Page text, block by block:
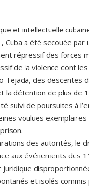
et intellectuelle
a été secouée par
répressif des forces
de la violence dont
Tejada, des descentes
la détention de plus de
suivi de poursuites à
voulues
des autorités,
aux événements des
juridique
et isolés